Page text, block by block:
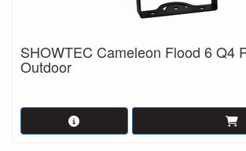
SHOWTEC Cameleon Flood 6 Q4
Outdoor